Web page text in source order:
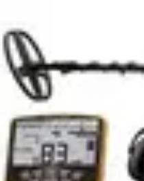
relaxation
Test Casques Audio